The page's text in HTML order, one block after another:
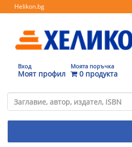
Helikon.bg
Вход
Моят профил
Моята поръчка
0 продукта